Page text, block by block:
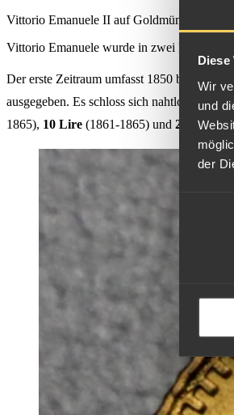
Wir
und
der
Vittorio Emanuele II auf Goldmünzen
Vittorio Emanuele wurde in zwei
Der erste Zeitraum umfasst 1850 bis 1861.
ausgegeben. Es schloss sich nahtlos die
1865), 10 Lire (1861-1865) und 20 Lire